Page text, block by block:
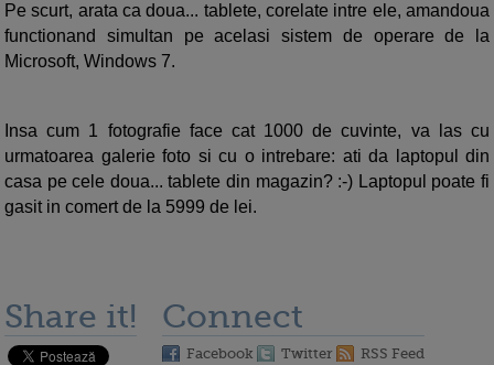
Pe scurt, arata ca doua... tablete, corelate intre ele, amandoua
functionand simultan pe acelasi sistem de operare de la
Microsoft, Windows 7.
Insa cum 1 fotografie face cat 1000 de cuvinte, va las cu
urmatoarea galerie foto si cu o intrebare: ati da laptopul din
casa pe cele doua... tablete din magazin? :-) Laptopul poate fi
gasit in comert de la 5999 de lei.
Share it! Connect
Facebook Twitter RSS Feed